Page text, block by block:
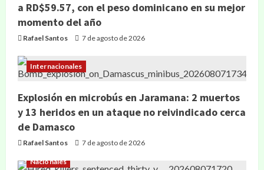
a RD$59.57, con el peso dominicano en su mejor
momento del año
Rafael Santos 7 de agosto de 2026
Internacionales
Explosión en microbús en Jaramana: 2 muertos
y 13 heridos en un ataque no reivindicado cerca
de Damasco
Rafael Santos 7 de agosto de 2026
Nacionales